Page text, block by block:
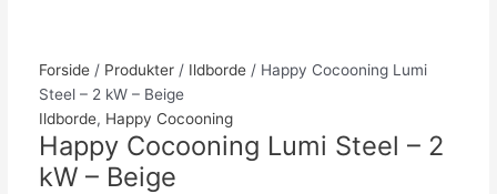
Forside/ Produkter/ Ildborde/ Happy Cocooning Lumi
Steel – 2 kW – Beige
Ildborde, Happy Cocooning
Happy Cocooning Lumi Steel – 2
kW – Beige